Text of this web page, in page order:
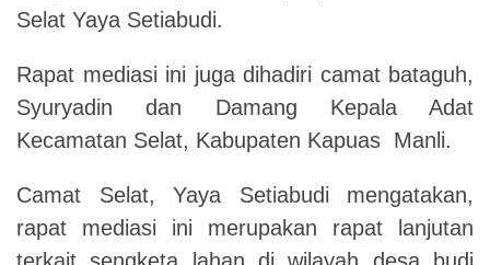
Selat Yaya Setiabudi.
Rapat mediasi ini juga dihadiri camat bataguh,
Syuryadin dan Damang Kepala Adat
Kecamatan Selat, Kabupaten Kapuas Manli.
Camat Selat, Yaya Setiabudi mengatakan,
rapat mediasi ini merupakan rapat lanjutan